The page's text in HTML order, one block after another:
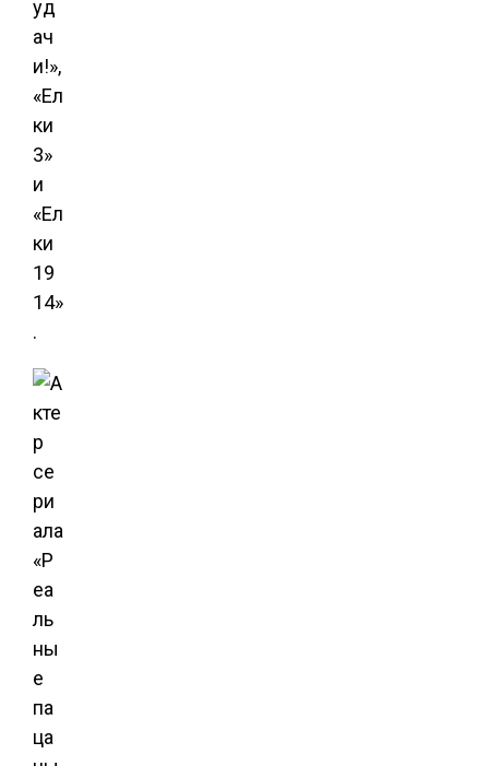
уд
ач
и!»,
«Ел
ки
3»
и
«Ел
ки
19
14»
.